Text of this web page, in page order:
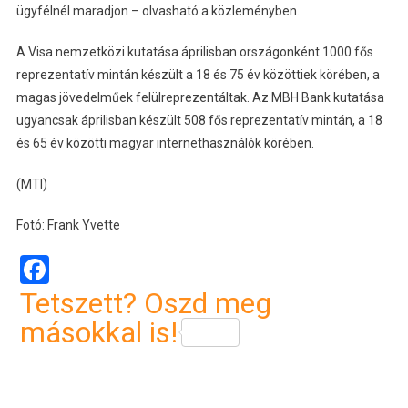
ügyfélnél maradjon – olvasható a közleményben.
A Visa nemzetközi kutatása áprilisban országonként 1000 fős
reprezentatív mintán készült a 18 és 75 év közöttiek körében, a
magas jövedelműek felülreprezentáltak. Az MBH Bank kutatása
ugyancsak áprilisban készült 508 fős reprezentatív mintán, a 18
és 65 év közötti magyar internethasználók körében.
(MTI)
Fotó: Frank Yvette
Tetszett? Oszd meg
másokkal is!